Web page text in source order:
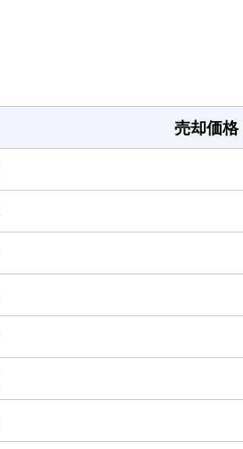
65m² 築29年
70m² 築27年
80m² 築15年
40m² 築15年
75m² 築10年
75m² 築10年
80m² 築12年
売却価格